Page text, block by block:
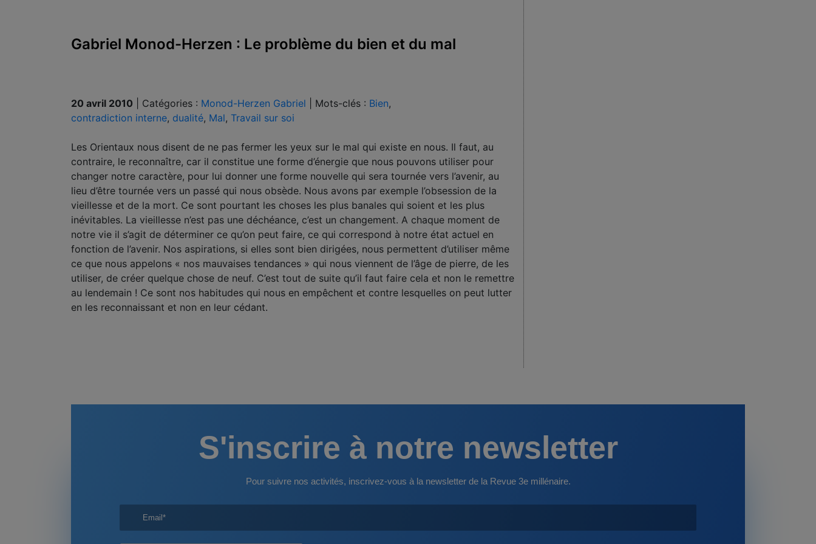
Gabriel Monod-Herzen : Le problème du bien et du mal
20 avril 2010 Catégories : Monod-Herzen Gabriel Mots-clés : Bien,
contradiction interne, dualité, Mal, Travail sur soi
Les Orientaux nous disent de ne pas fermer les yeux sur le mal qui existe en nous. Il faut, au
contraire, le reconnaître, car il constitue une forme d’énergie que nous pouvons utiliser pour
changer notre caractère, pour lui donner une forme nouvelle qui sera tournée vers l’avenir, au
lieu d’être tournée vers un passé qui nous obsède. Nous avons par exemple l’obsession de la
vieillesse et de la mort. Ce sont pourtant les choses les plus banales qui soient et les plus
inévitables. La vieillesse n’est pas une déchéance, c’est un changement. A chaque moment de
notre vie il s’agit de déterminer ce qu’on peut faire, ce qui correspond à notre état actuel en
fonction de l’avenir. Nos aspirations, si elles sont bien dirigées, nous permettent d’utiliser même
ce que nous appelons « nos mauvaises tendances » qui nous viennent de l’âge de pierre, de les
utiliser, de créer quelque chose de neuf. C’est tout de suite qu’il faut faire cela et non le remettre
au lendemain ! Ce sont nos habitudes qui nous en empêchent et contre lesquelles on peut lutter
en les reconnaissant et non en leur cédant.
S'inscrire à notre newsletter
Pour suivre nos activités, inscrivez-vous à la newsletter de la Revue 3e millénaire.